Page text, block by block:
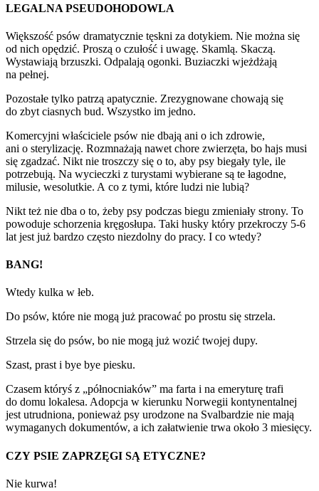
LEGALNA PSEUDOHODOWLA
Większość psów dramatycznie tęskni za dotykiem. Nie można się
od nich opędzić. Proszą o czułość i uwagę. Skamlą. Skaczą.
Wystawiają brzuszki. Odpalają ogonki. Buziaczki wjeżdżają
na pełnej.
Pozostałe tylko patrzą apatycznie. Zrezygnowane chowają się
do zbyt ciasnych bud. Wszystko im jedno.
Komercyjni właściciele psów nie dbają ani o ich zdrowie,
ani o sterylizację. Rozmnażają nawet chore zwierzęta, bo hajs musi
się zgadzać. Nikt nie troszczy się o to, aby psy biegały tyle, ile
potrzebują. Na wycieczki z turystami wybierane są te łagodne,
milusie, wesolutkie. A co z tymi, które ludzi nie lubią?
Nikt też nie dba o to, żeby psy podczas biegu zmieniały strony. To
powoduje schorzenia kręgosłupa. Taki husky który przekroczy 5-6
lat jest już bardzo często niezdolny do pracy. I co wtedy?
BANG!
Wtedy kulka w łeb.
Do psów, które nie mogą już pracować po prostu się strzela.
Strzela się do psów, bo nie mogą już wozić twojej dupy.
Szast, prast i bye bye piesku.
Czasem któryś z „północniaków” ma farta i na emeryturę trafi
do domu lokalesa. Adopcja w kierunku Norwegii kontynentalnej
jest utrudniona, ponieważ psy urodzone na Svalbardzie nie mają
wymaganych dokumentów, a ich załatwienie trwa około 3 miesięcy.
CZY PSIE ZAPRZĘGI SĄ ETYCZNE?
Nie kurwa!